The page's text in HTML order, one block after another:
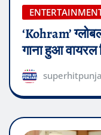
‘Kohram’
गाना हुआ वायरल